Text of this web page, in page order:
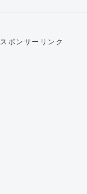
スポンサーリンク